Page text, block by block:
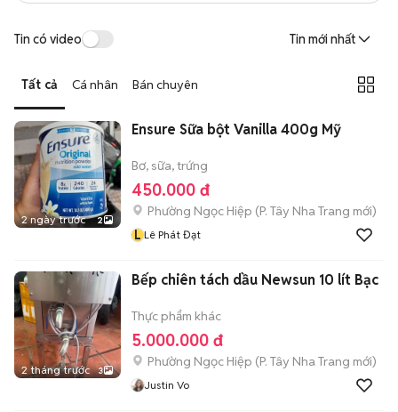
Tin có video Tin mới nhất
Tất cả Cá nhân Bán chuyên
2 ngày trước 2
Ensure Sữa bột Vanilla 400g Mỹ
Bơ, sữa, trứng
450.000 đ
Phường Ngọc Hiệp (P. Tây Nha Trang mới)
L Lê Phát Đạt
2 tháng trước 3
Bếp chiên tách dầu Newsun 10 lít Bạc
Thực phẩm khác
5.000.000 đ
Phường Ngọc Hiệp (P. Tây Nha Trang mới)
Justin Vo